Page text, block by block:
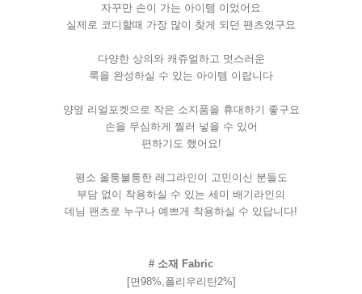
자꾸만 손이 가는 아이템 이었어요
실제로 코디할때 가장 많이 찾게 되던 팬츠였구요
다양한 상의와 캐쥬얼하고 멋스러운
룩을 완성하실 수 있는 아이템 이랍니다
양옆 리얼포켓으로 작은 소지품을 휴대하기 좋구요
손을 무심하게 찔러 넣을 수 있어
편하기도 했어요 !
평소 울퉁불퉁한 레그라인이 고민이신 분들도
부담 없이 착용하실 수 있는 세미 배기라인의
데님 팬츠로 누구나 예쁘게 착용하실 수 있답니다!
# 소재 Fabric
[면98%,폴리우리탄2%]